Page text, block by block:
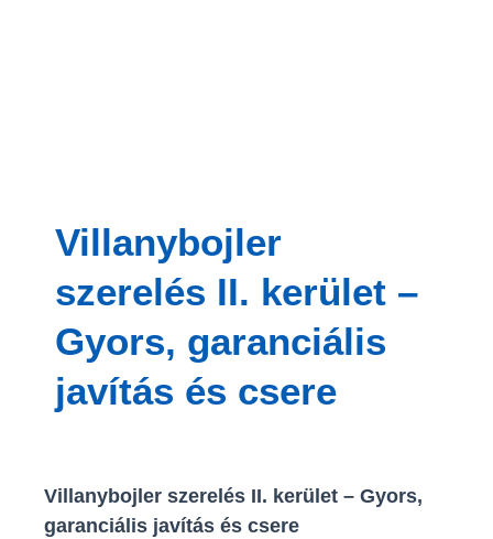
Villanybojler
szerelés II. kerület –
Gyors, garanciális
javítás és csere
Villanybojler szerelés II. kerület – Gyors,
garanciális javítás és csere